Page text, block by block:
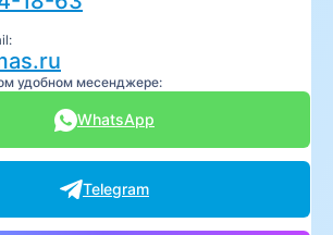
удобном месенджере:
WhatsApp
Telegram